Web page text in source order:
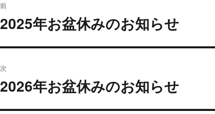
稿
ナ
ビ
ゲ
ー
前
過
去
の
稿:
2025年お盆休みのお知らせ
次
次
の
投
2026年お盆休みのお知らせ